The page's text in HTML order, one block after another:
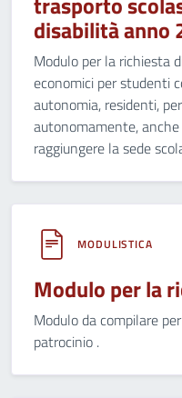
disabilità anno
Modulo per la richiesta
economici per studenti
autonomia, residenti,
autonomamente,
raggiungere la sede
MODULISTICA
Modulo per la
Modulo da compilare
patrocinio .